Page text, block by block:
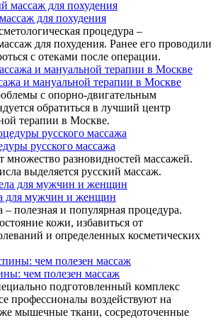
для похудения
процедура –
для похудения. Ранее его проводили
с отеками после операции.
и мануальной терапии в Москве
с опорно-двигательным
обратиться в лучший центр
терапии в Москве.
русского массажа
множество разновидностей массажей.
выделяется русский массаж.
для мужчин и женщин
полезная и популярная процедура.
кожи, избавиться от
и определенных косметических
чем полезен массаж
подготовленный комплекс
профессионалы воздействуют на
мышечные ткани, сосредоточенные